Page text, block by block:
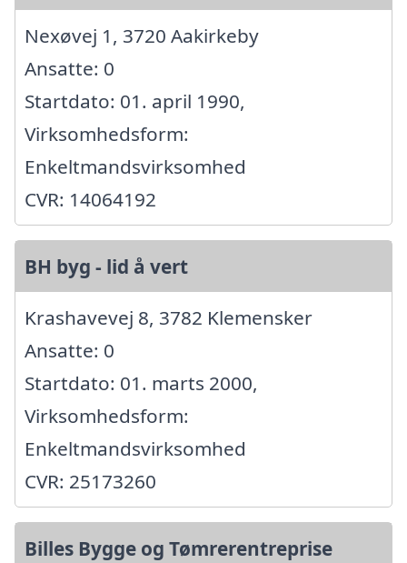
Nexøvej 1, 3720 Aakirkeby
Ansatte: 0
Startdato: 01. april 1990,
Virksomhedsform:
Enkeltmandsvirksomhed
CVR: 14064192
BH byg - lid å vert
Krashavevej 8, 3782 Klemensker
Ansatte: 0
Startdato: 01. marts 2000,
Virksomhedsform:
Enkeltmandsvirksomhed
CVR: 25173260
Billes Bygge og Tømrerentreprise